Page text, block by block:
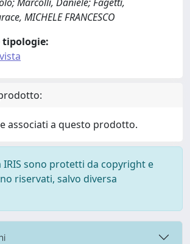
MICHELE FRANCESCO
tipologie:
associati a questo prodotto.
sono protetti da copyright e
riservati, salvo diversa